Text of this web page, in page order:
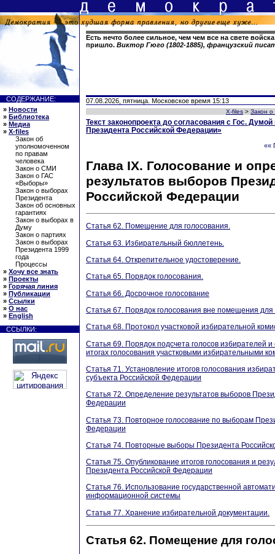
Есть нечто более сильное, чем чем все на свете
пришло. Виктор Гюго (1802-1885), французский
СОДЕРЖАНИЕ:
» Новости
» Библиотека
» Медиа
» X-files
Закон об
уполномоченном
по правам
человека
Закон о СМИ
Закон о ГАС
«Выборы»
Закон о выборах
Президента
Закон об основных
гарантиях
Закон о выборах в
Думу
Закон о партиях
Закон о выборах
Президента 1999
года
Процессы
» Хочу все знать
» Проекты
» Горячая линия
» Публикации
» Ссылки
» О нас
» English
ССЫЛКИ:
07.08.2026, пятница. Московское время 15:13
X-files > Закон о
Текст законопроекта до согласования с Гос.
Президента Российской Федерации»
««
Глава IХ. Голосование и
результатов выборов
Российской Федерации
Статья 62. Помещение для голосования.
Статья 63. Избирательный бюллетень.
Статья 64. Открепительное удостоверение.
Статья 65. Порядок голосования.
Статья 66. Досрочное голосование
Статья 67. Порядок голосования вне помещения для
Статья 68. Протокол участковой избирательной
Статья 69. Порядок подсчета голосов избирателей
итогах голосования участковыми избирательными
Статья 71. Установление итогов голосования
субъекта Российской Федерации
Статья 72. Определение результатов выборов
Федерации
Статья 73. Повторное голосование по выборам
Федерации
Статья 74. Повторные выборы Президента
Статья 75. Опубликование итогов голосования и
Президента Российской Федерации
Статья 76. Использование государственной
информационной системы
Статья 77. Хранение избирательной документации.
Статья 62. Помещение для